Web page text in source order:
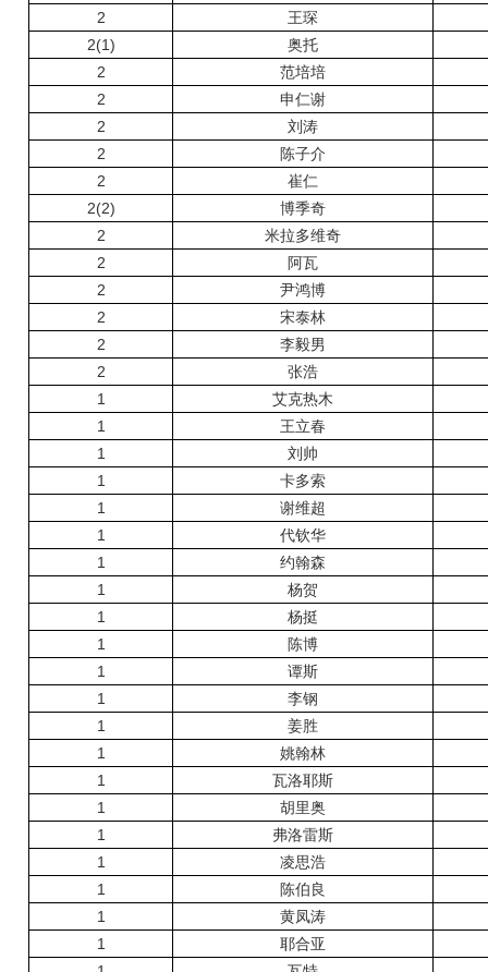
2
王琛
2(1)
奥托
2
范培培
2
申仁谢
2
刘涛
2
陈子介
2
崔仁
2(2)
博季奇
2
米拉多维奇
2
阿瓦
2
尹鸿博
2
宋泰林
2
李毅男
2
张浩
1
艾克热木
1
王立春
1
刘帅
1
卡多索
1
谢维超
1
代钦华
1
约翰森
1
杨贺
1
杨挺
1
陈博
1
谭斯
1
李钢
1
姜胜
1
姚翰林
1
瓦洛耶斯
1
胡里奥
1
弗洛雷斯
1
凌思浩
1
陈伯良
1
黄凤涛
1
耶合亚